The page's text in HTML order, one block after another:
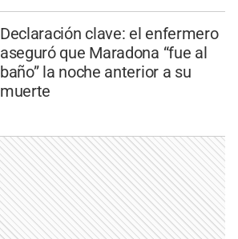
Declaración clave: el enfermero
aseguró que Maradona “fue al
baño” la noche anterior a su
muerte